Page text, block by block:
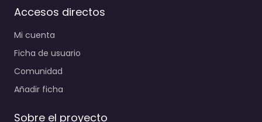
Accesos directos
Mi cuenta
Ficha de usuario
Comunidad
Añadir ficha
Sobre el proyecto